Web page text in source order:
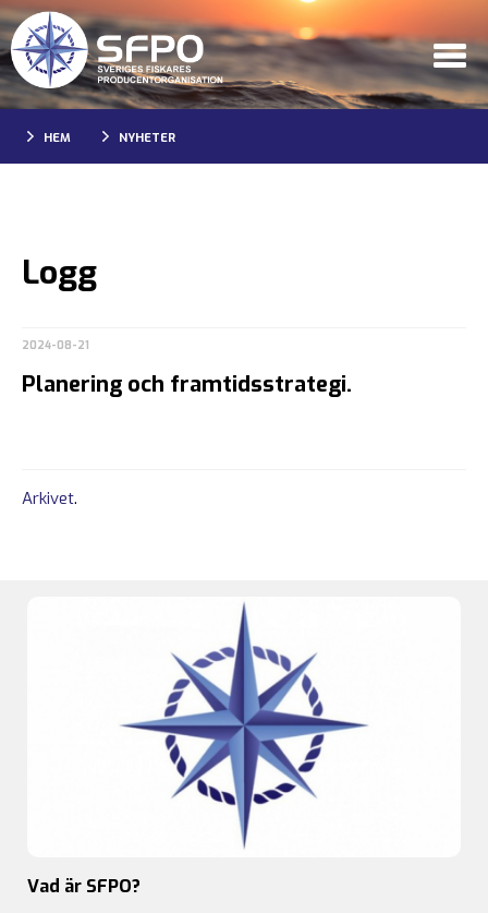
HEM NYHETER
Logg
2024-08-21
Planering och framtidsstrategi.
Arkivet.
Vad är SFPO?